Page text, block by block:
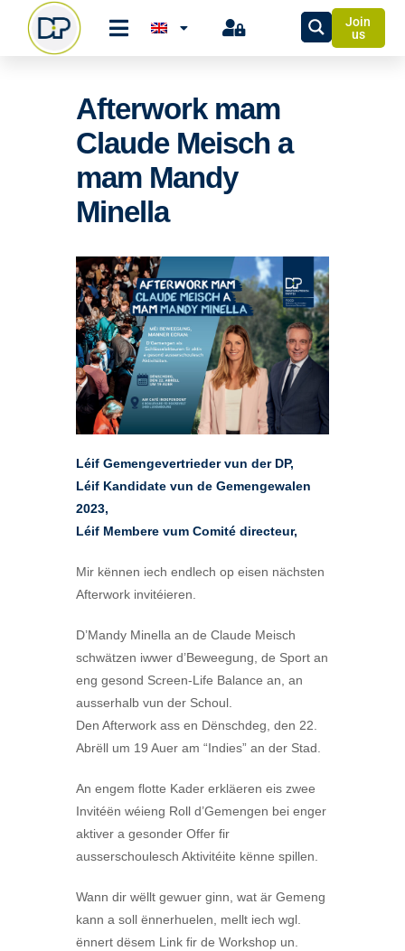
Join
us
Afterwork mam
Claude Meisch a
mam Mandy
Minella
Léif Gemengevertrieder vun der DP,
Léif Kandidate vun de Gemengewalen
2023,
Léif Membere vum Comité directeur,
Mir kënnen iech endlech op eisen nächsten
Afterwork invitéieren.
D’Mandy Minella an de Claude Meisch
schwätzen iwwer d’Beweegung, de Sport an
eng gesond Screen-Life Balance an, an
ausserhalb vun der Schoul.
Den Afterwork ass en Dënschdeg, den 22.
Abrëll um 19 Auer am “Indies” an der Stad.
An engem flotte Kader erkläeren eis zwee
Invitéën wéieng Roll d’Gemengen bei enger
aktiver a gesonder Offer fir
ausserschoulesch Aktivitéite kënne spillen.
Wann dir wëllt gewuer ginn, wat är Gemeng
kann a soll ënnerhuelen, mellt iech wgl.
ënnert dësem Link fir de Workshop un.